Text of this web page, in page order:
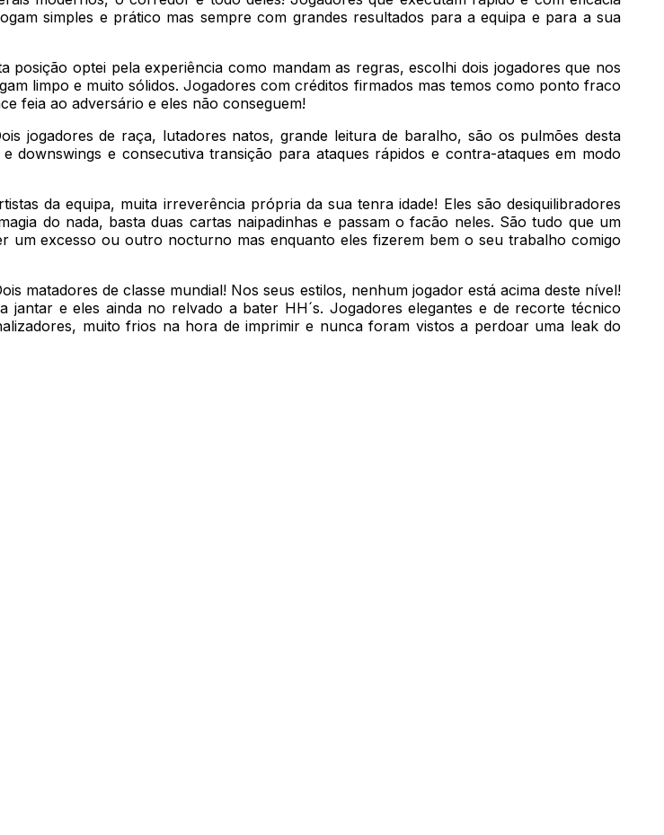
simples e prático mas sempre com grandes resultados para a equipa e para a sua
posição optei pela experiência como mandam as regras, escolhi dois jogadores que nos
limpo e muito sólidos. Jogadores com créditos firmados mas temos como ponto fraco
feia ao adversário e eles não conseguem!
jogadores de raça, lutadores natos, grande leitura de baralho, são os pulmões desta
e consecutiva transição para ataques rápidos e contra-ataques em modo
da equipa, muita irreverência própria da sua tenra idade! Eles são desiquilibradores
do nada, basta duas cartas naipadinhas e passam o facão neles. São tudo que um
um excesso ou outro nocturno mas enquanto eles fizerem bem o seu trabalho comigo
matadores de classe mundial! Nos seus estilos, nenhum jogador está acima deste nível!
e eles ainda no relvado a bater HH´s. Jogadores elegantes e de recorte técnico
muito frios na hora de imprimir e nunca foram vistos a perdoar uma leak do